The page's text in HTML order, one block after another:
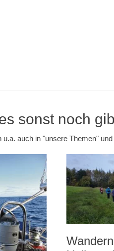
sonst noch
u.a. auch in "unsere Themen"